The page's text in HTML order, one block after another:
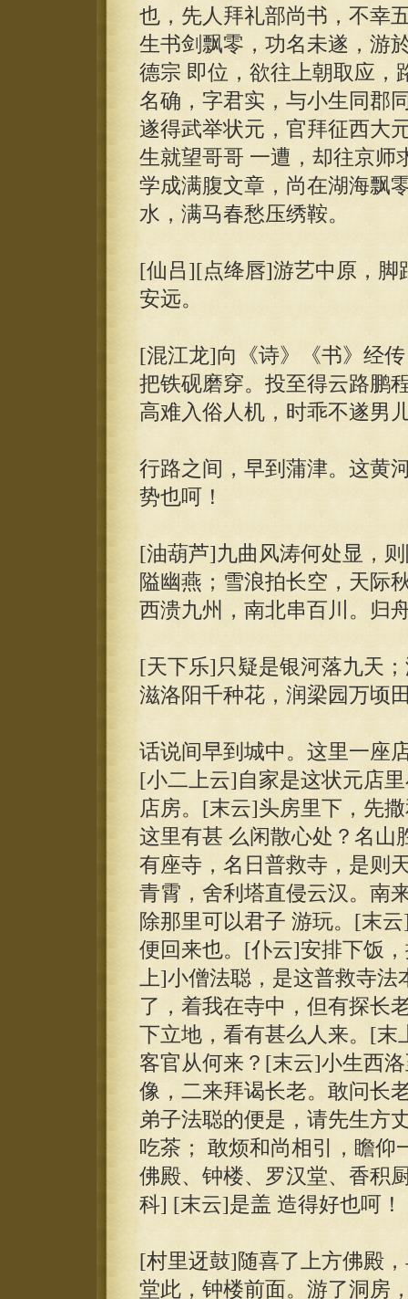
也，先人拜礼部尚书，不幸
生书剑飘零，功名未遂，游
德宗 即位，欲往上朝取应，
名确，字君实，与小生同郡
遂得武举状元，官拜征西大
生就望哥哥 一遭，却往京师
学成满腹文章，尚在湖海飘
水，满马春愁压绣鞍。
[仙吕][点绛唇]游艺中原，脚
安远。
[混江龙]向《诗》《书》经
把铁砚磨穿。投至得云路鹏
高难入俗人机，时乖不遂男
行路之间，早到蒲津。这黄
势也呵！
[油葫芦]九曲风涛何处显，
隘幽燕；雪浪拍长空，天际
西溃九州，南北串百川。归
[天下乐]只疑是银河落九天
滋洛阳千种花，润梁园万顷
话说间早到城中。这里一座
[小二上云]自家是这状元店
店房。[末云]头房里下，先
这里有甚 么闲散心处？名山
有座寺，名日普救寺，是则
青霄，舍利塔直侵云汉。南
除那里可以君子 游玩。[末
便回来也。[仆云]安排下饭
上]小僧法聪，是这普救寺法
了，着我在寺中，但有探长
下立地，看有甚么人来。[
客官从何来？[末云]小生西
像，二来拜谒长老。敢问长
弟子法聪的便是，请先生方
吃茶； 敢烦和尚相引，瞻
佛殿、钟楼、罗汉堂、香积
科] [末云]是盖 造得好也呵！
[村里迓鼓]随喜了上方佛殿
堂此，钟楼前面。游了洞房